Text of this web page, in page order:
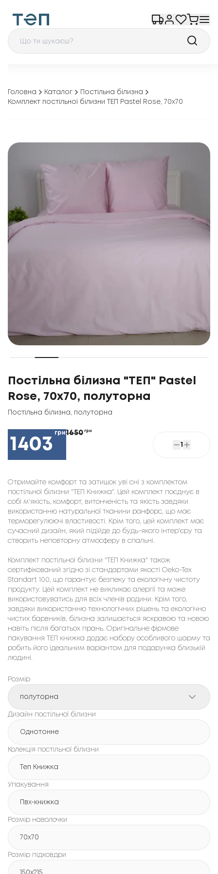
Головна Каталог
Постільна білизна
Комплект постільної білизни ТЕП Pastel Rose, 70x70
Постільна білизна "ТЕП" Pastel
Rose, 70x70, полуторна
Постільна білизна полуторна
1403
грн1650 грн
1
Отримайте комфорт та затишок уві сні з комплектом
постільної білизни "ТЕП Книжка". Цей комплект поєднує в
собі м'якість, комфорт, витонченість та якість завдяки
використанню натуральної тканини ранфорс, що має
терморегулюючі властивості. Крім того, цей комплект має
сучасний дизайн, який підійде до будь-якого інтер'єру та
створить неповторну атмосферу в спальні.
Комплект постільної білизни "ТЕП Книжка" також
сертифікований згідно зі стандартами якості Oeko-Tex
Standart 100, що гарантує безпеку та екологічну чистоту
продукту. Цей комплект не викликає алергії та може
використовуватись для всіх членів родини. Крім того,
завдяки використанню технологічних рішень та екологічно
чистих барвників, білизна залишається яскравою та новою
навіть після багатьох прань. Оригінальне фірмове
пакування ТЕП книжка додає набору особливого шарму та
робить його ідеальним варіантом для подарунка близькій
людині.
Розмір
полуторна
Дизайн постільної білизни
Однотонне
Колекція постільної білизни
Теп Книжка
Упакування
Пвх-книжка
Розмір наволочки
70x70
Розмір підковдри
150х215